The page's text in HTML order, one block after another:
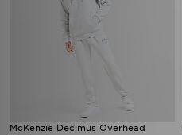
McKenzie Decimus Overhead